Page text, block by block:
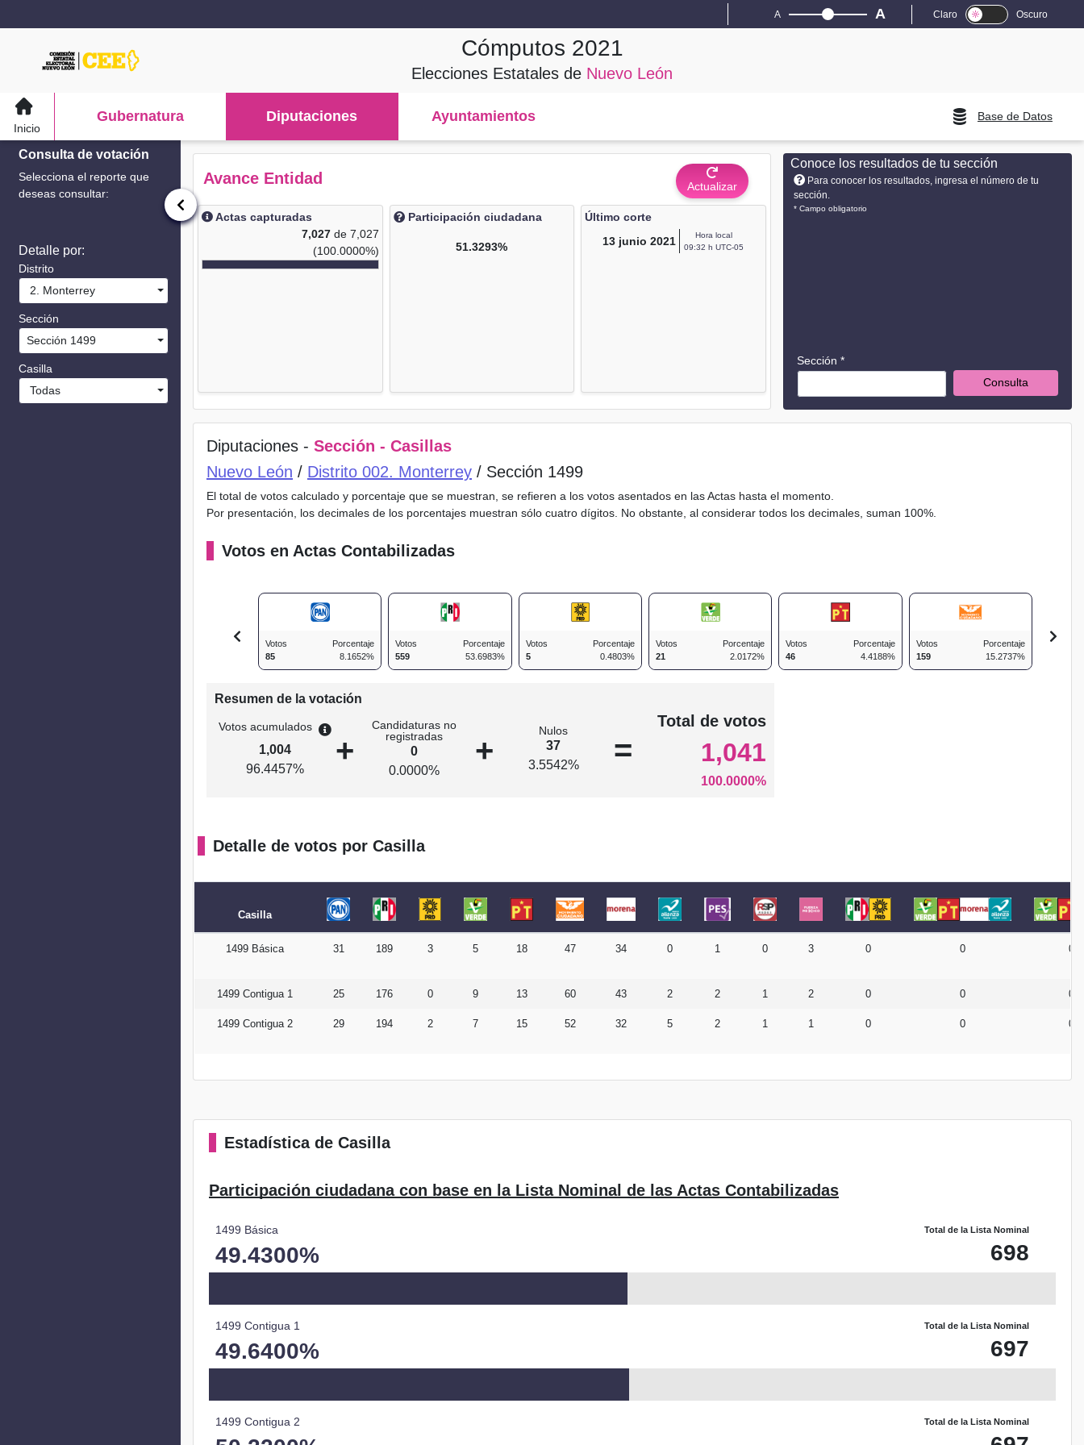
A A Claro Oscuro
Cómputos 2021
Elecciones Estatales de Nuevo León
Inicio
Gubernatura Diputaciones Ayuntamientos Base de Datos
Consulta de votación
Selecciona el reporte que
deseas consultar:
Detalle por:
Distrito
2. Monterrey
Sección
Sección 1499
Casilla
Todas
Avance Entidad Actualizar
Actas capturadas
7,027 de 7,027
(100.0000%)
Participación ciudadana
51.3293%
Último corte
13 junio 2021
Hora local
09:32 h UTC-05
Conoce los resultados de tu sección
Para conocer los resultados, ingresa el número de tu
sección.
* Campo obligatorio
Sección *
Consulta
Diputaciones - Sección - Casillas
Nuevo León / Distrito 002. Monterrey / Sección 1499
El total de votos calculado y porcentaje que se muestran, se refieren a los votos asentados en las Actas hasta el momento.
Por presentación, los decimales de los porcentajes muestran sólo cuatro dígitos. No obstante, al considerar todos los decimales, suman 100%.
Votos en Actas Contabilizadas
Votos
85
Porcentaje
8.1652%
Votos
559
Porcentaje
53.6983%
Votos
5
Porcentaje
0.4803%
Votos
21
Porcentaje
2.0172%
Votos
46
Porcentaje
4.4188%
Votos
159
Porcentaje
15.2737%
Votos
Resumen de la votación
Votos acumulados
1,004
96.4457%
+
Candidaturas no
registradas
0
0.0000%
+
Nulos
37
3.5542%
=
Total de votos
1,041
100.0000%
Detalle de votos por Casilla
Casilla
1499 Básica 31 189 3 5 18 47 34 0 1 0 3 0 0 0
1499 Contigua 1 25 176 0 9 13 60 43 2 2 1 2 0 0 0
1499 Contigua 2 29 194 2 7 15 52 32 5 2 1 1 0 0 0
Estadística de Casilla
Participación ciudadana con base en la Lista Nominal de las Actas Contabilizadas
1499 Básica
49.4300%
Total de la Lista Nominal
698
1499 Contigua 1
49.6400%
Total de la Lista Nominal
697
1499 Contigua 2 Total de la Lista Nominal